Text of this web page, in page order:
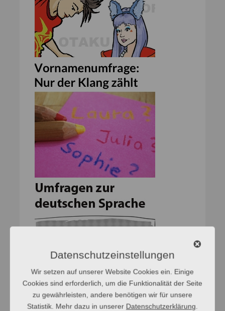
Datenschutzeinstellungen
Wir setzen auf unserer Website Cookies ein. Einige
Cookies sind erforderlich, um die Funktionalität der Seite
zu gewährleisten, andere benötigen wir für unsere
Statistik. Mehr dazu in unserer Datenschutzerklärung.